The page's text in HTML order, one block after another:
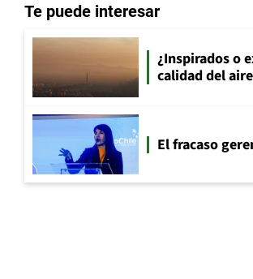
Te puede interesar
¿Inspirados o
calidad del
El fracaso